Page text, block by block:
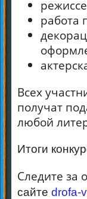
работа
Всех
получат
любой
Итоги
Следите за
сайте drofa-